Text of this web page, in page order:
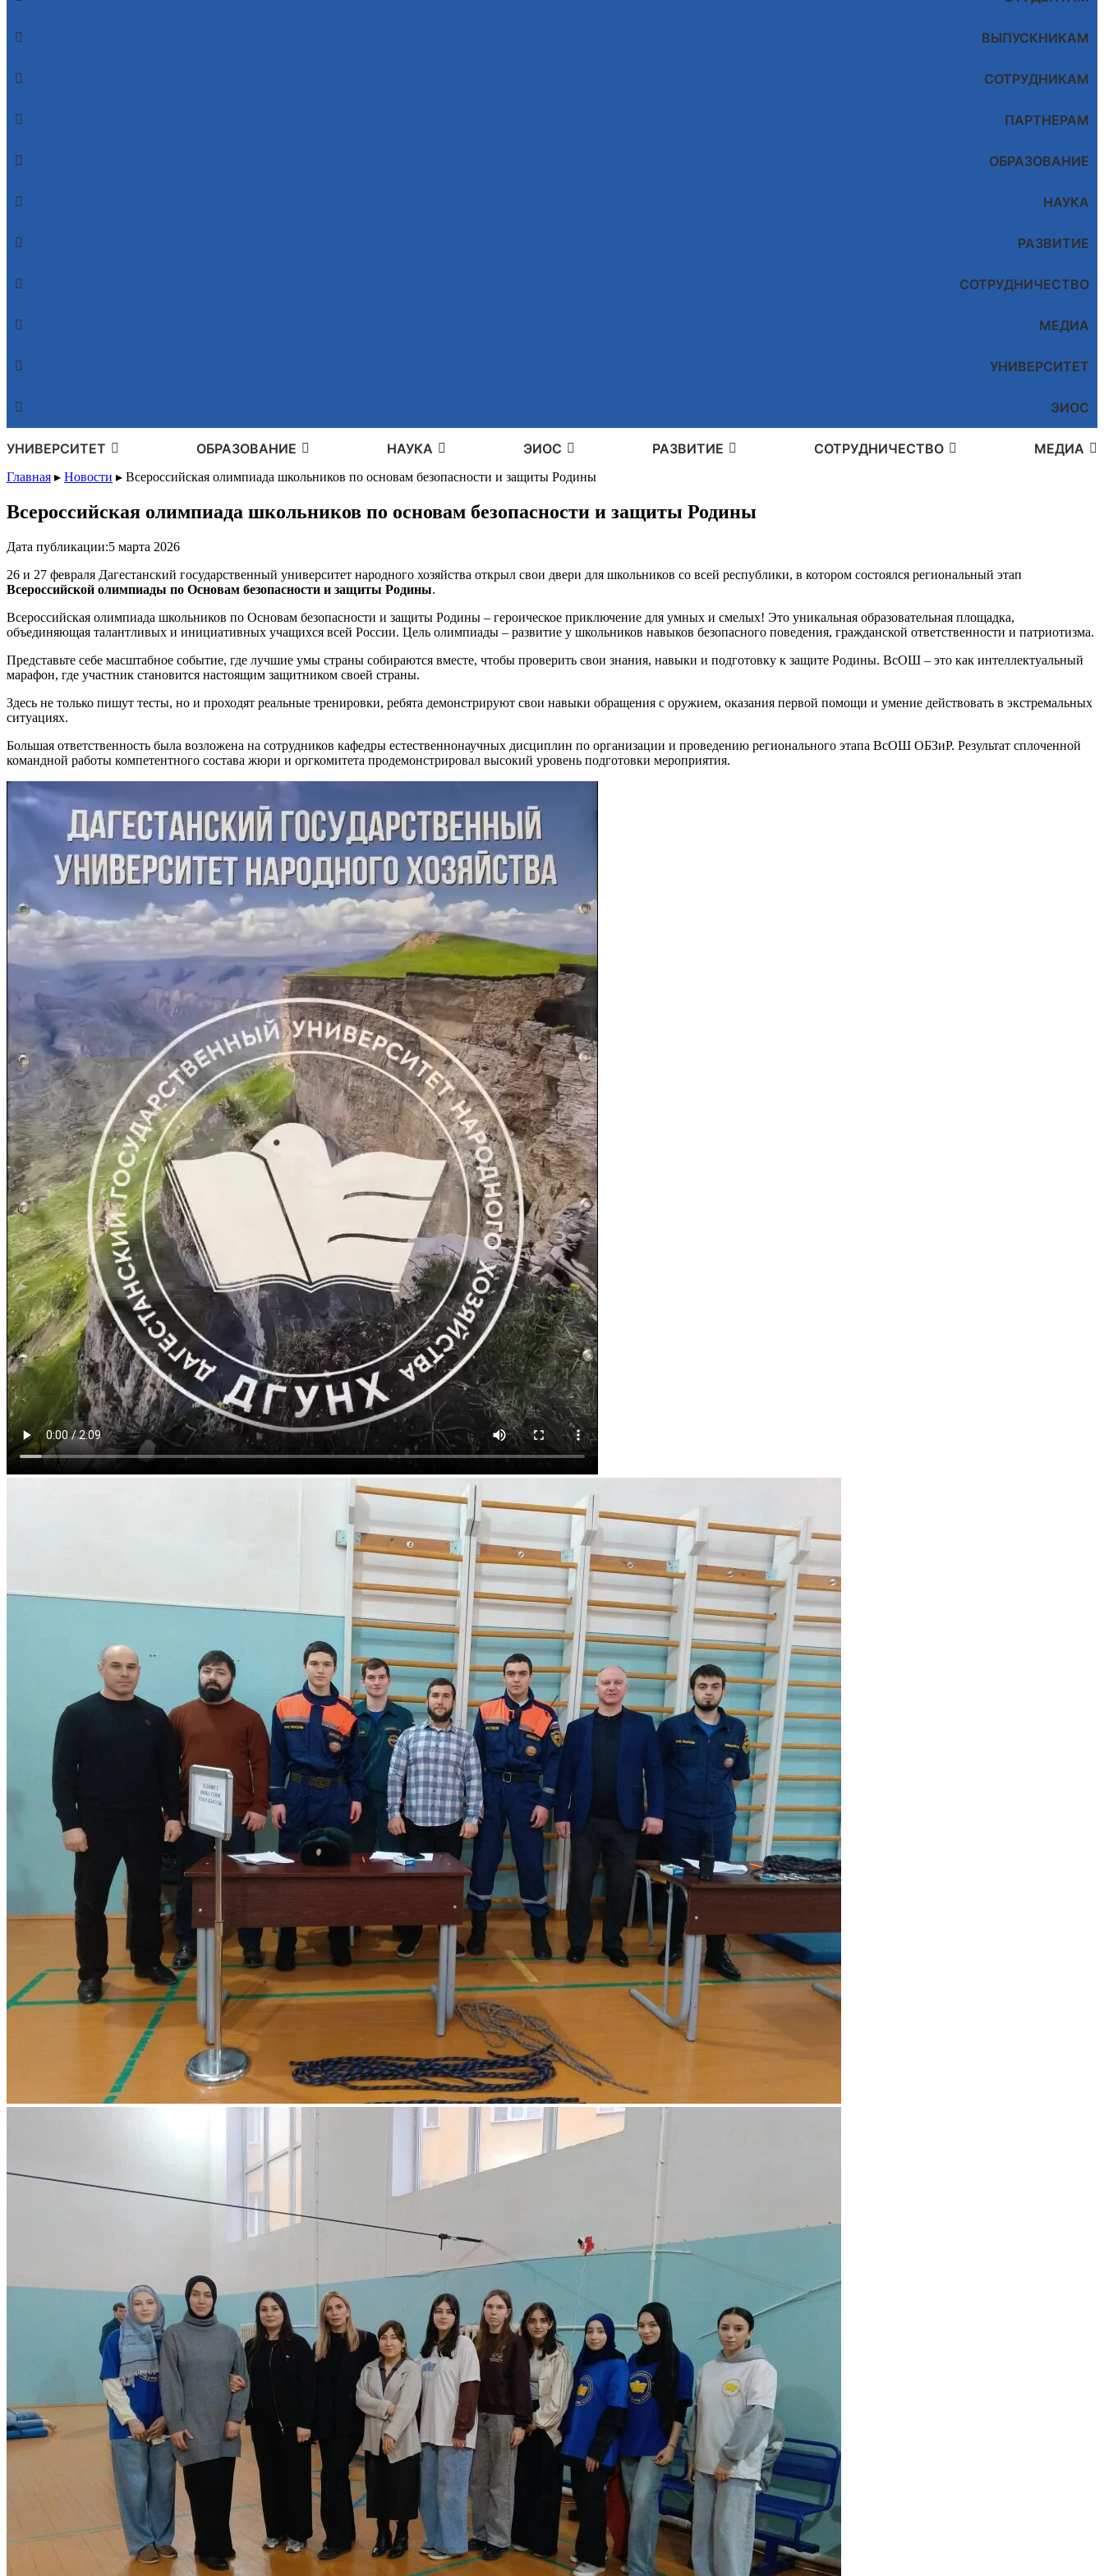
ВЫПУСКНИКАМ
СОТРУДНИКАМ
ПАРТНЕРАМ
ОБРАЗОВАНИЕ
НАУКА
РАЗВИТИЕ
СОТРУДНИЧЕСТВО
МЕДИА
УНИВЕРСИТЕТ
ЭИОС
УНИВЕРСИТЕТ ОБРАЗОВАНИЕ НАУКА ЭИОС РАЗВИТИЕ СОТРУДНИЧЕСТВО МЕДИА
Главная ▸ Новости ▸ Всероссийская олимпиада школьников по основам безопасности и защиты Родины
Всероссийская олимпиада школьников по основам безопасности и защиты Родины
Дата публикации:5 марта 2026
26 и 27 февраля Дагестанский государственный университет народного хозяйства открыл свои двери для школьников со всей республики, в котором состоялся региональный этап
Всероссийской олимпиады по Основам безопасности и защиты Родины.
Всероссийская олимпиада школьников по Основам безопасности и защиты Родины – героическое приключение для умных и смелых! Это уникальная образовательная площадка,
объединяющая талантливых и инициативных учащихся всей России. Цель олимпиады – развитие у школьников навыков безопасного поведения, гражданской ответственности и патриотизма.
Представьте себе масштабное событие, где лучшие умы страны собираются вместе, чтобы проверить свои знания, навыки и подготовку к защите Родины. ВсОШ – это как интеллектуальный
марафон, где участник становится настоящим защитником своей страны.
Здесь не только пишут тесты, но и проходят реальные тренировки, ребята демонстрируют свои навыки обращения с оружием, оказания первой помощи и умение действовать в экстремальных
ситуациях.
Большая ответственность была возложена на сотрудников кафедры естественнонаучных дисциплин по организации и проведению регионального этапа ВсОШ ОБЗиР. Результат сплоченной
командной работы компетентного состава жюри и оргкомитета продемонстрировал высокий уровень подготовки мероприятия.